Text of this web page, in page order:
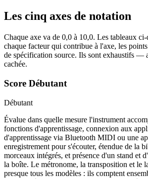
Les cinq axes de notation
Chaque axe va de 0,0 à 10,0. Les tableaux ci-
chaque facteur qui contribue à l'axe, les
de spécification source. Ils sont exhaustifs —
cachée.
Score Débutant
Débutant
Évalue dans quelle mesure l'instrument
fonctions d'apprentissage, connexion aux
d'apprentissage via Bluetooth MIDI ou une
enregistrement pour s'écouter, étendue de la
morceaux intégrés, et présence d'un stand et
la boîte. Le métronome, la transposition et le
presque tous les modèles : ils comptent